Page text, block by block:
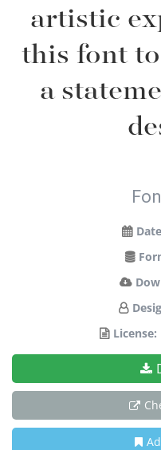
artistic
this font
a
License: